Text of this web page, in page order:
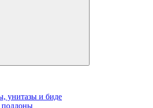
унитазы и биде